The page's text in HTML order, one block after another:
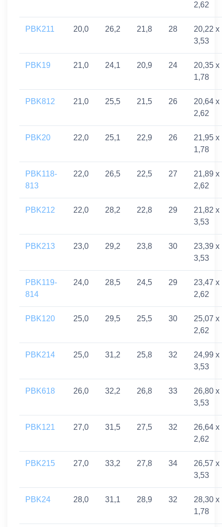
2,62
PBK211 20,0 26,2 21,8 28
20,22 x
3,53
PBK19 21,0 24,1 20,9 24
20,35 x
1,78
PBK812 21,0 25,5 21,5 26
20,64 x
2,62
PBK20 22,0 25,1 22,9 26
21,95 x
1,78
PBK118-
813
22,0 26,5 22,5 27
21,89 x
2,62
PBK212 22,0 28,2 22,8 29
21,82 x
3,53
PBK213 23,0 29,2 23,8 30
23,39 x
3,53
PBK119-
814
24,0 28,5 24,5 29
23,47 x
2,62
PBK120 25,0 29,5 25,5 30
25,07 x
2,62
PBK214 25,0 31,2 25,8 32
24,99 x
3,53
PBK618 26,0 32,2 26,8 33
26,80 x
3,53
PBK121 27,0 31,5 27,5 32
26,64 x
2,62
PBK215 27,0 33,2 27,8 34
26,57 x
3,53
PBK24 28,0 31,1 28,9 32
28,30 x
1,78